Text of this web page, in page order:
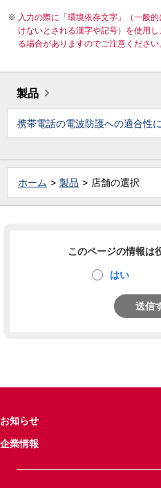
入力の際に「環境依存文字」（一般
けないとされる漢字や記号）を使用
る場合がありますのでご注意ください
製品
携帯電話の電波防護への適合性
ホーム 製品 店舗の選択
このページの情報は
はい
送信
お知らせ
企業情報